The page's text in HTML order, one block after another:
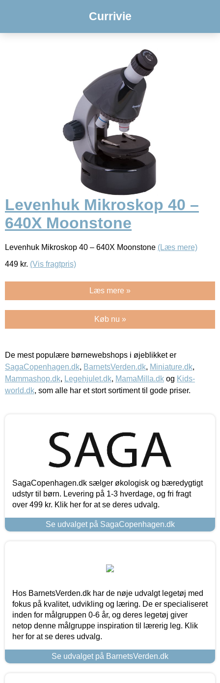
Currivie
Levenhuk Mikroskop 40 –
640X Moonstone
Levenhuk Mikroskop 40 – 640X Moonstone (Læs mere)
449 kr. (Vis fragtpris)
Læs mere »
Køb nu »
De mest populære børnewebshops i øjeblikket er
SagaCopenhagen.dk, BarnetsVerden.dk, Miniature.dk,
Mammashop.dk, Legehjulet.dk, MamaMilla.dk og Kids-
world.dk, som alle har et stort sortiment til gode priser.
SagaCopenhagen.dk sælger økologisk og bæredygtigt
udstyr til børn. Levering på 1-3 hverdage, og fri fragt
over 499 kr. Klik her for at se deres udvalg.
Se udvalget på SagaCopenhagen.dk
Hos BarnetsVerden.dk har de nøje udvalgt legetøj med
fokus på kvalitet, udvikling og læring. De er specialiseret
inden for målgruppen 0-6 år, og deres legetøj giver
netop denne målgruppe inspiration til lærerig leg. Klik
her for at se deres udvalg.
Se udvalget på BarnetsVerden.dk